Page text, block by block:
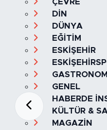
ÇEVRE
DİN
DÜNYA
EĞİTİM
ESKİŞEHİR
HABERDE
KÜLTÜR &